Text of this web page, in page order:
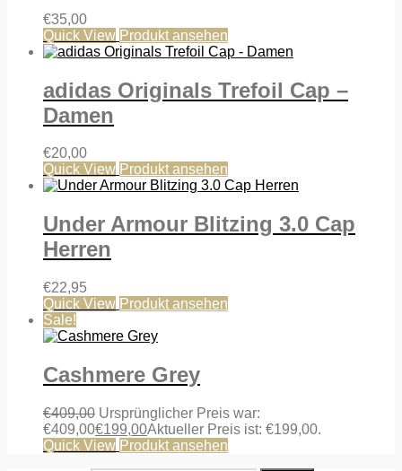
€35,00
Quick View Produkt ansehen
adidas Originals Trefoil Cap –
Damen
€20,00
Quick View Produkt ansehen
Under Armour Blitzing 3.0 Cap
Herren
€22,95
Quick View Produkt ansehen
Sale!
Cashmere Grey
€409,00 Ursprünglicher Preis war:
€409,00€199,00Aktueller Preis ist: €199,00.
Quick View Produkt ansehen